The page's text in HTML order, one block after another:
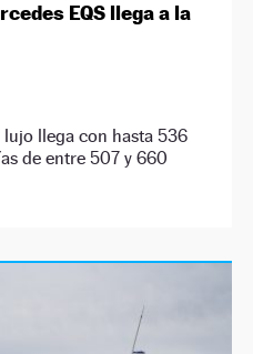
EQS llega a la
llega con hasta 536
de entre 507 y 660